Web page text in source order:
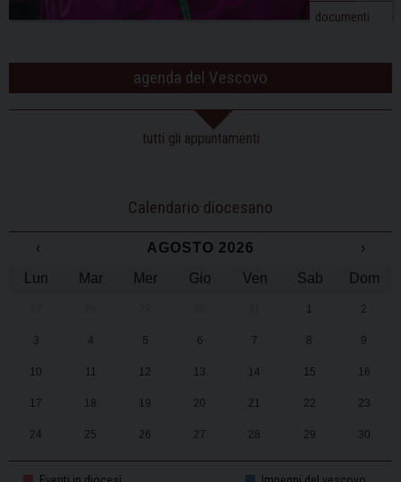
documenti
agenda del Vescovo
tutti gli appuntamenti
Calendario diocesano
‹ AGOSTO 2026
›
Lun
Mar Mer Gio Ven Sab Dom
1 2
3 4 5 6 7 8 9
10 11 12 13 14 15 16
17 18 19 20 21 22 23
24 25 26 27 28 29 30
31 1 2 3 4 5 6